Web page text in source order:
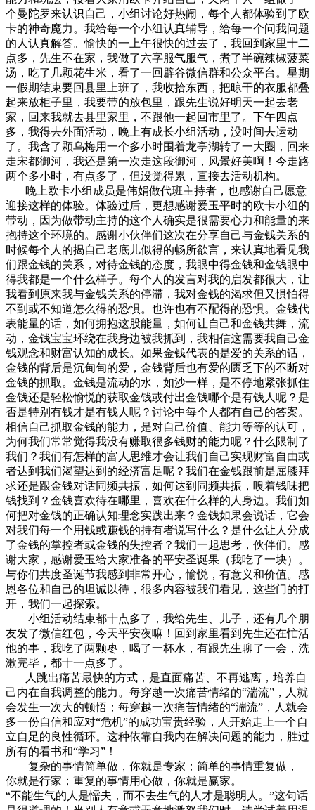
个曼陀罗来认识自己，小组讨论好热闹，每个人都体验到了欧
卡的神奇魔力。我给每一个小组认真辅导，给每一个问我问题
的人认真解答。愉快的一上午很快的过去了，我回到家里十二
点多，先生不在家，我做了六字服气服气，煮了半碗辣椒菠菜
汤，吃了几颗花生米，看了一回辟谷微信群和公众平台。星期
一假期结束要回县里上班了，我收拾东西，把晾干的衣服都叠
起来放柜子里，我要带的放包里，跟先生说好明天一起去老
家，回来我就去县里家里，不跟他一起回市里了。下午四点
多，我得去外面活动，晚上有成长小组活动，没时间去运动
了。我含了颗乌梅用一个多小时围着龙亭湖转了一大圈，回来
走宋都御河，我还是第一次走这段御河，风景好美啊！今走路
两个多小时，有点多了，但没觉得累，直接去活动机构。
晚上欧卡小组成员是伟娟做代班主持者，也感谢自己愿意
迎接这样的体验。体验过后，更想感谢爱玉平时的欧卡小组的
带动，因为做带动主持的这个人确实是很需要心力和能量的来
抱持这个环境的。感谢小伙伴们这次在分享自己与金钱关系的
时候每个人的揭自己老底儿似得的畅所欲言，来认真地看见我
们跟金钱的关系，对待金钱的态度，我眼中得金钱和金钱眼中
得我都是一个什么样子。每个人的发言对我的启发都很大，让
我看到原来我与金钱关系的停滞，我对金钱的渴求但又惧怕得
不到或不知道怎么得的恐惧。也许也有不配得的恐惧。金钱代
表能量的话，如何拥抱这股能量，如何让自己和金钱共舞，流
动，金钱宝宝环绕在我身边被我抓到，我相信这需要我自己金
钱观念和财富认知的成长。如果金钱代表的是爱的关系的话，
金钱的背后是沉甸甸的爱，金钱背后也有爱的匮乏下的不断对
金钱的抓取。金钱是流动的水，如沙一样，是不停地紧张抓住
金钱还是轻松愉悦的获取金钱或付出金钱哪个是有钱人呢？是
否是特别有钱才是有钱人呢？讨论中每个人都有自己的答案。
相信自己抓取金钱的能力，是对自己价值、能力等等的认可，
为何我们常常觉得我没有赚取很多钱财的能力呢？什么限制了
我们？我们有怎样的富人思维才会让我们自己实现财富自由或
者达到我们渴望达到的经济富足呢？我们在金钱跟前是屈膝拜
求还是跟金钱对话同频共振，如何达到同频共振，嗅着钱味把
钱找到？金钱喜欢待在哪里，喜欢在什么样的人身边。我们如
何把对金钱的正确认知理念实践出来？金钱如果会说话，它会
对我们每一个用钱或赚钱的持有者说写什么？是什么让人分成
了金钱的掌控者或金钱的失控者？我们一起思考，伙伴们。感
谢大家，感谢爱玉给大家准备的平安圣诞果（我吃了一块）。
与你们共度圣诞节我感到非常开心，愉悦，有意义和价值。感
恩各位和自己的坦诚以待，很多内容被我们看见，这些门的打
开，我们一起探索。
小组活动结束都十点多了，我给先生、儿子，还有几个朋
友发了微信红包，今天平安夜嘛！回到家里看到先生还在忙活
他的事，我吃了两颗枣，喝了一杯水，有跟先生聊了一会，洗
漱完毕，都十一点多了。
人跳出痛苦最快的方式，是直面痛苦、不再逃离，培养自
己内在自我调整的能力。每穿越一次痛苦情绪的“湍流”，人就
会发生一次大的顿悟；每穿越一次痛苦情绪的“湍流”，人就会
多一份自信和应对“危机”的成功宝贵经验，人开始走上一个自
立自足的良性循环。这种依靠自我内在解决问题的能力，胜过
所有的看书和“学习”！
复杂的事情简单做，你就是专家；简单的事情重复做，
你就是行家；重复的事情用心做，你就是赢家。
“不能生气的人是懦夫，而不去生气的人才是聪明人。”这句话